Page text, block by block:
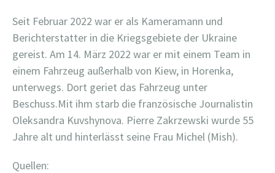
Seit Februar 2022 war er als Kameramann und
Berichterstatter in die Kriegsgebiete der Ukraine
gereist. Am 14. März 2022 war er mit einem Team in
einem Fahrzeug außerhalb von Kiew, in Horenka,
unterwegs. Dort geriet das Fahrzeug unter
Beschuss.Mit ihm starb die französische Journalistin
Oleksandra Kuvshynova. Pierre Zakrzewski wurde 55
Jahre alt und hinterlässt seine Frau Michel (Mish).
Quellen: